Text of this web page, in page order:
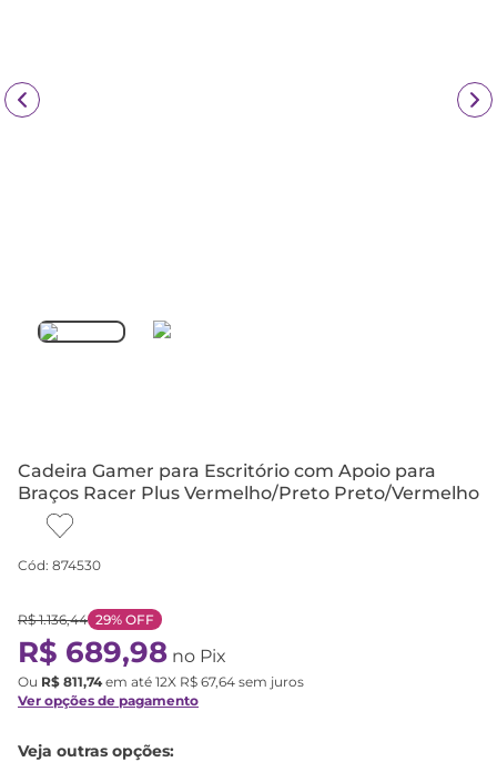
Cadeira Gamer para Escritório com Apoio para
Braços Racer Plus Vermelho/Preto Preto/Vermelho
Cód: 874530
R$ 1.136,44 29% OFF
R$ 689,98 no Pix
Ou R$ 811,74em até 12X R$ 67,64 sem juros
Ver opções de pagamento
Veja outras opções: